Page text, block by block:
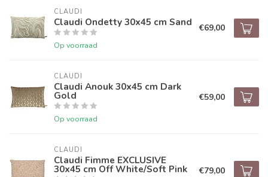
CLAUDI
Claudi Ondetty 30x45 cm Sand
Op voorraad
€69,00
CLAUDI
Claudi Anouk 30x45 cm Dark
Gold
Op voorraad
€59,00
CLAUDI
Claudi Fimme EXCLUSIVE
30x45 cm Off White/Soft Pink €79,00